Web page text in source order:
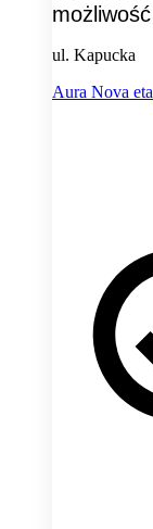
możliwość
ul. Kapucka
Aura Nova